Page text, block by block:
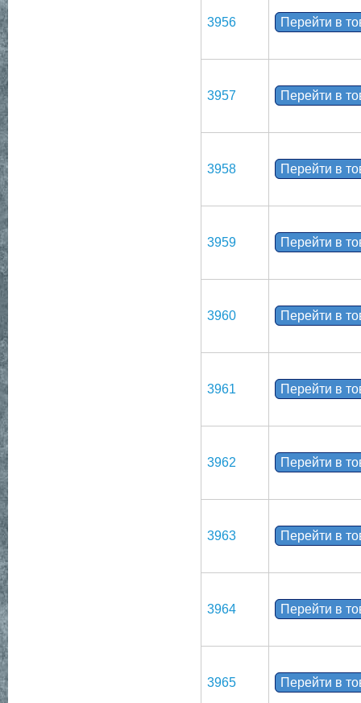
3956 Перейти в
3957 Перейти в
3958 Перейти в
3959 Перейти в
3960 Перейти в
3961 Перейти в
3962 Перейти в
3963 Перейти в
3964 Перейти в
3965 Перейти в